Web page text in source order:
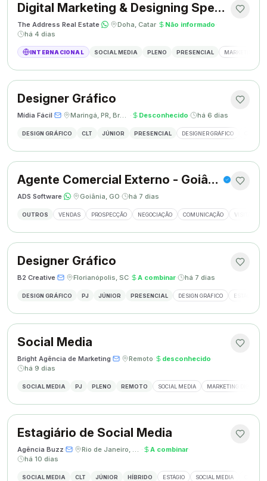
Digital Marketing & Designing Specialist
The Address Real Estate· · Doha, Catar· Não informado·
há 4 dias
INTERNACIONAL SOCIAL MEDIA PLENO PRESENCIAL MARKETING
Designer Gráfico
Mídia Fácil· · Maringá, PR, Brasil · Desconhecido· há 6 dias
DESIGN GRÁFICO CLT JÚNIOR PRESENCIAL DESIGNER GRÁFICO
Agente Comercial Externo - Goiânia
ADS Software· · Goiânia, GO· há 7 dias
OUTROS VENDAS PROSPECÇÃO NEGOCIAÇÃO COMUNICAÇÃO VISITAS
Designer Gráfico
B2 Creative· · Florianópolis, SC· A combinar· há 7 dias
DESIGN GRÁFICO PJ JÚNIOR PRESENCIAL DESIGN GRÁFICO ESTÁGIO
Social Media
Bright Agência de Marketing· · Remoto· desconhecido·
há 9 dias
SOCIAL MEDIA PJ PLENO REMOTO SOCIAL MEDIA MARKETING DIGITAL
Estagiário de Social Media
Agência Buzz· · Rio de Janeiro, Brasil · A combinar·
há 10 dias
SOCIAL MEDIA CLT JÚNIOR HÍBRIDO ESTÁGIO SOCIAL MEDIA